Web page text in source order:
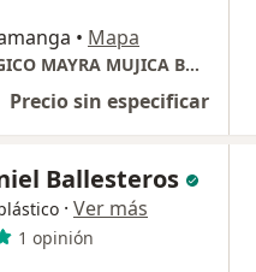
• Mapa
CONSULTORIO ODONTOLOGICO MAYRA MUJICA BUCARAMANGA
Precio sin especificar
Ballesteros
· Ver más
1 opinión